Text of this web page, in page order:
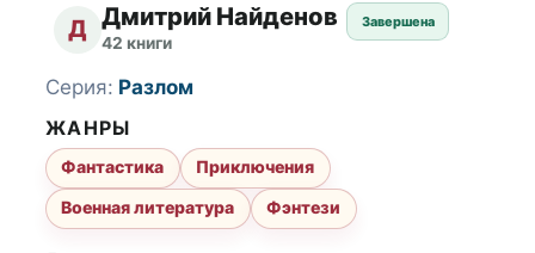
Д Дмитрий Найденов
42 книги
Завершена
Серия: Разлом
ЖАНРЫ
Фантастика
Приключения
Военная литература
Фэнтези